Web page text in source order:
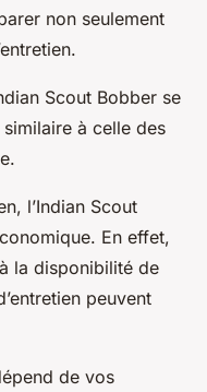
non seulement
Scout Bobber se
à celle des
l’Indian Scout
En effet,
la disponibilité de
peuvent
de vos